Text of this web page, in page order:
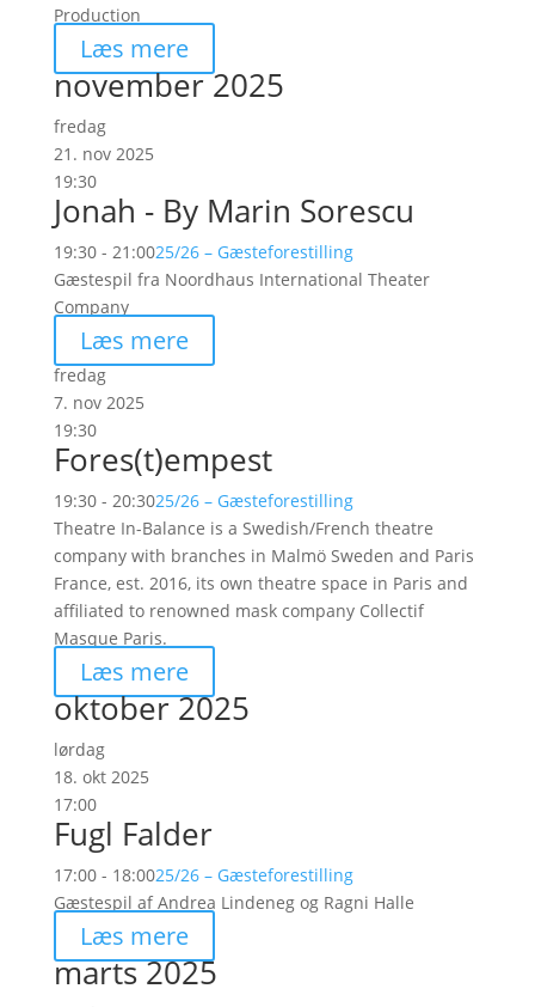
Production
Læs mere
november 2025
fredag
21. nov 2025
19:30
Jonah - By Marin Sorescu
19:30 - 21:0025/26 – Gæsteforestilling
Gæstespil fra Noordhaus International Theater
Company
Læs mere
fredag
7. nov 2025
19:30
Fores(t)empest
19:30 - 20:3025/26 – Gæsteforestilling
Theatre In-Balance is a Swedish/French theatre
company with branches in Malmö Sweden and Paris
France, est. 2016, its own theatre space in Paris and
affiliated to renowned mask company Collectif
Masque Paris.
Læs mere
oktober 2025
lørdag
18. okt 2025
17:00
Fugl Falder
17:00 - 18:0025/26 – Gæsteforestilling
Gæstespil af Andrea Lindeneg og Ragni Halle
Læs mere
marts 2025